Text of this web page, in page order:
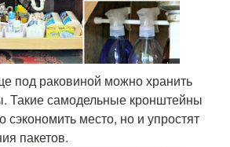
под раковиной можно хранить
Такие самодельные кронштейны
сэкономить место, но и упростят
пакетов.